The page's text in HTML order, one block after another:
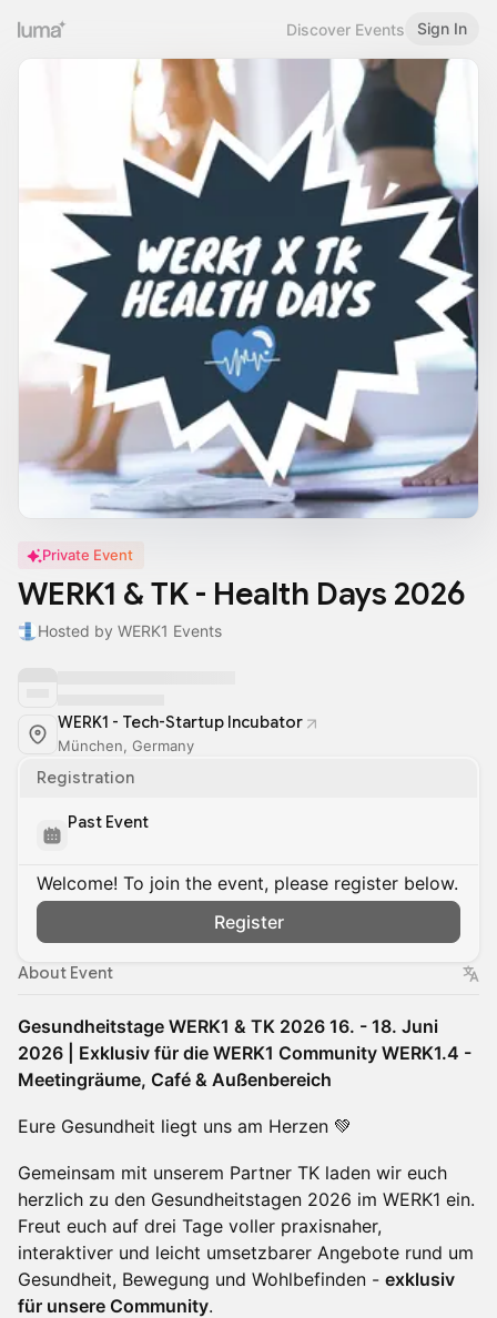
Discover Events Sign In
Private Event
WERK1 & TK - Health Days 2026
Hosted by WERK1 Events
WERK1 - Tech-Startup Incubator
München, Germany
Registration
Past Event
Welcome! To join the event, please register below.
Register
About Event
Gesundheitstage WERK1 & TK 2026 16. - 18. Juni
2026 | Exklusiv für die WERK1 Community WERK1.4 -
Meetingräume, Café & Außenbereich
Eure Gesundheit liegt uns am Herzen 💚
Gemeinsam mit unserem Partner TK laden wir euch
herzlich zu den Gesundheitstagen 2026 im WERK1 ein.
Freut euch auf drei Tage voller praxisnaher,
interaktiver und leicht umsetzbarer Angebote rund um
Gesundheit, Bewegung und Wohlbefinden - exklusiv
für unsere Community.